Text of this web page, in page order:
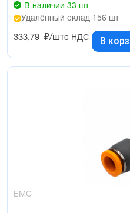
В наличии 33 шт
Удалённый склад 156 шт
333,79 ₽/штс НДС В
EMC